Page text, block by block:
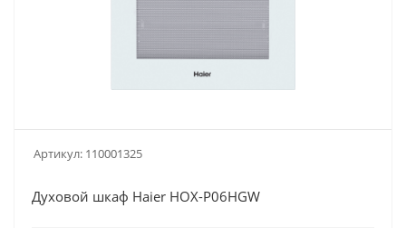
Артикул: 110001325
Духовой шкаф Haier HOX-P06HGW